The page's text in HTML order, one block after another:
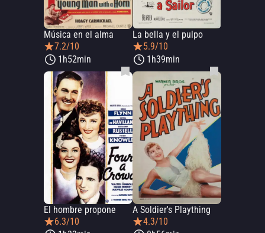
Música en el alma
7.2/10
1h52min
La bella y el pulpo
5.9/10
1h39min
El hombre propone
6.3/10
A Soldier's Plaything
4.3/10